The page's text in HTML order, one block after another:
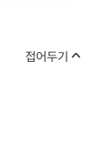
접어두기